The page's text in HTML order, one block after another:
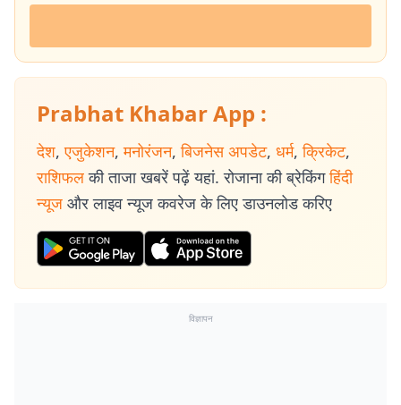
Prabhat Khabar App :
देश, एजुकेशन, मनोरंजन, बिजनेस अपडेट, धर्म, क्रिकेट,
राशिफल की ताजा खबरें पढ़ें यहां. रोजाना की ब्रेकिंग हिंदी
न्यूज और लाइव न्यूज कवरेज के लिए डाउनलोड करिए
विज्ञापन